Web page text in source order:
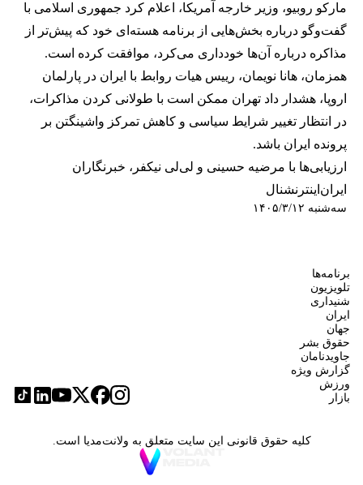
مارکو روبیو، وزیر خارجه آمریکا، اعلام کرد جمهوری اسلامی با
گفت‌وگو درباره بخش‌هایی از برنامه هسته‌ای خود که پیش‌تر از
مذاکره درباره آن‌ها خودداری می‌کرد، موافقت کرده است.
همزمان، هانا نویمان، رییس هیات روابط با ایران در پارلمان
اروپا، هشدار داد تهران ممکن است با طولانی کردن مذاکرات،
در انتظار تغییر شرایط سیاسی و کاهش تمرکز واشینگتن بر
پرونده ایران باشد.
ارزیابی‌ها با مرضیه حسینی و لی‌لی نیکفر، خبرنگاران
ایران‌اینترنشنال
سه‌شنبه ۱۴۰۵/۳/۱۲
برنامه‌ها
تلویزیون
شنیداری
ایران
جهان
حقوق بشر
جاویدنامان
گزارش ویژه
ورزش
بازار
کلیه حقوق قانونی این سایت متعلق به ولانت‌مدیا است.